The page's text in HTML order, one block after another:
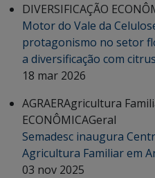
DIVERSIFICAÇÃO
Motor do Vale da
protagonismo no setor
a diversificação com
18 mar 2026
AGRAERAgricultura
ECONÔMICAGeral
Semadesc inaugura
Agricultura Familiar em
03 nov 2025